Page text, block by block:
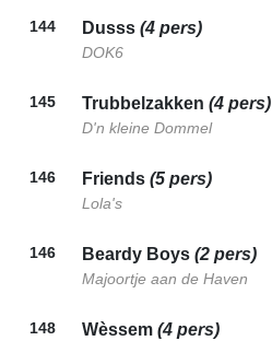
144 Dusss (4 pers)
DOK6
145 Trubbelzakken (4 pers)
D'n kleine Dommel
146 Friends (5 pers)
Lola's
146 Beardy Boys (2 pers)
Majoortje aan de Haven
148 Wèssem (4 pers)